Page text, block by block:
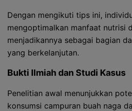
Dengan mengikuti tips ini,
mengoptimalkan manfaat nutrisi
menjadikannya sebagai bagian
yang berkelanjutan.
Bukti Ilmiah dan Studi Kasus
Penelitian awal menunjukkan
konsumsi campuran buah naga